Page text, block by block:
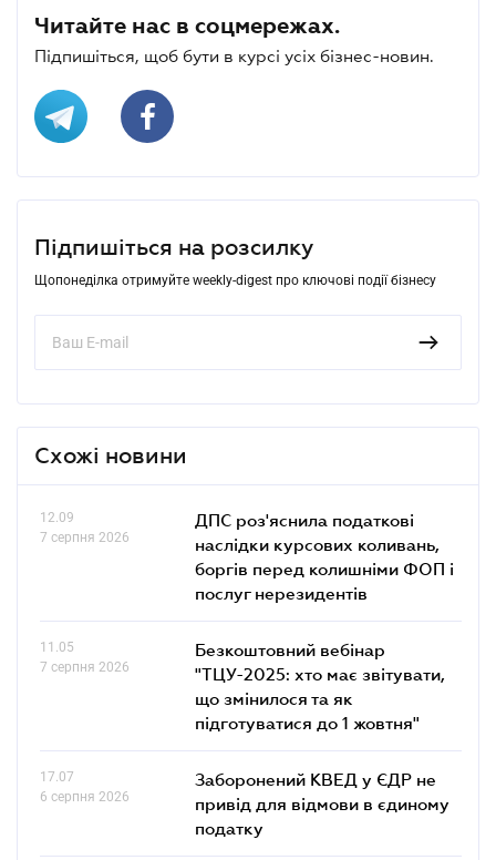
Читайте нас в соцмережах.
Підпишіться, щоб бути в курсі усіх бізнес-новин.
Підпишіться на розсилку
Щопонеділка отримуйте weekly-digest про ключові події бізнесу
Схожі новини
12.09
7 серпня 2026
ДПС роз'яснила податкові
наслідки курсових коливань,
боргів перед колишніми ФОП і
послуг нерезидентів
11.05
7 серпня 2026
Безкоштовний вебінар
"ТЦУ-2025: хто має звітувати,
що змінилося та як
підготуватися до 1 жовтня"
17.07
6 серпня 2026
Заборонений КВЕД у ЄДР не
привід для відмови в єдиному
податку